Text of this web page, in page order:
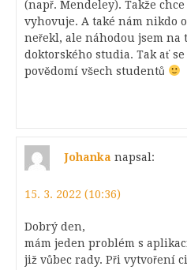
(např. Mendeley). Takže
vyhovuje. A také nám nikdo
neřekl, ale náhodou jsem na
doktorského studia. Tak ať
povědomí všech studentů
Johanka napsal:
15. 3. 2022 (10:36)
Dobrý den,
mám jeden problém s
již vůbec rady. Při vytvoření